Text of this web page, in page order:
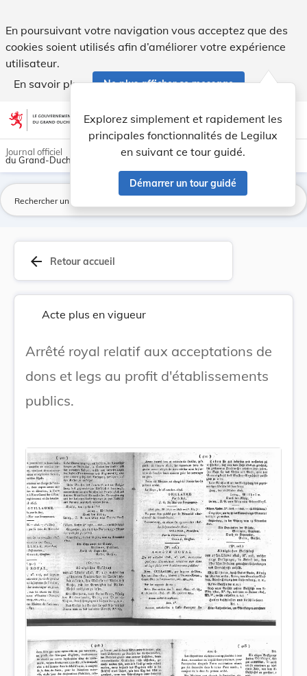
En poursuivant votre navigation vous acceptez que des
cookies soient utilisés afin d’améliorer votre expérience
utilisateur.
En savoir plus
Ne plus afficher ce message
Aller au contenu account_circle help Aide
Explorez simplement et rapidement les
principales fonctionnalités de Legilux
en suivant ce tour guidé.
Démarrer un tour guidé
light_mode dark_mode
Journal officiel
du Grand-Duché de Luxembourg
arrow_back Retour accueil
Acte plus en vigueur
Arrêté royal relatif aux acceptations de
dons et legs au profit d'établissements
publics.